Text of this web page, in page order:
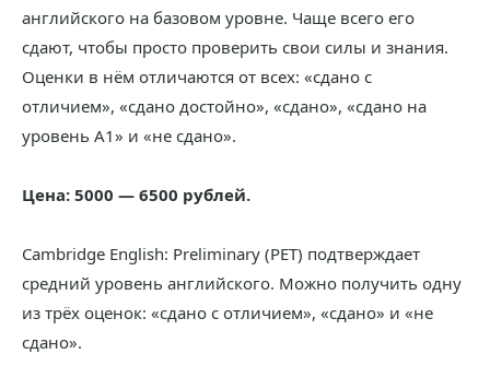
английского на базовом уровне. Чаще всего его
сдают, чтобы просто проверить свои силы и знания.
Оценки в нём отличаются от всех: «сдано с
отличием», «сдано достойно», «сдано», «сдано на
уровень А1» и «не сдано».
Цена: 5000 — 6500 рублей.
Cambridge English: Preliminary (PET) подтверждает
средний уровень английского. Можно получить одну
из трёх оценок: «сдано с отличием», «сдано» и «не
сдано».